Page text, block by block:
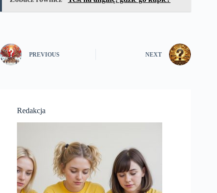
PREVIOUS NEXT
Redakcja